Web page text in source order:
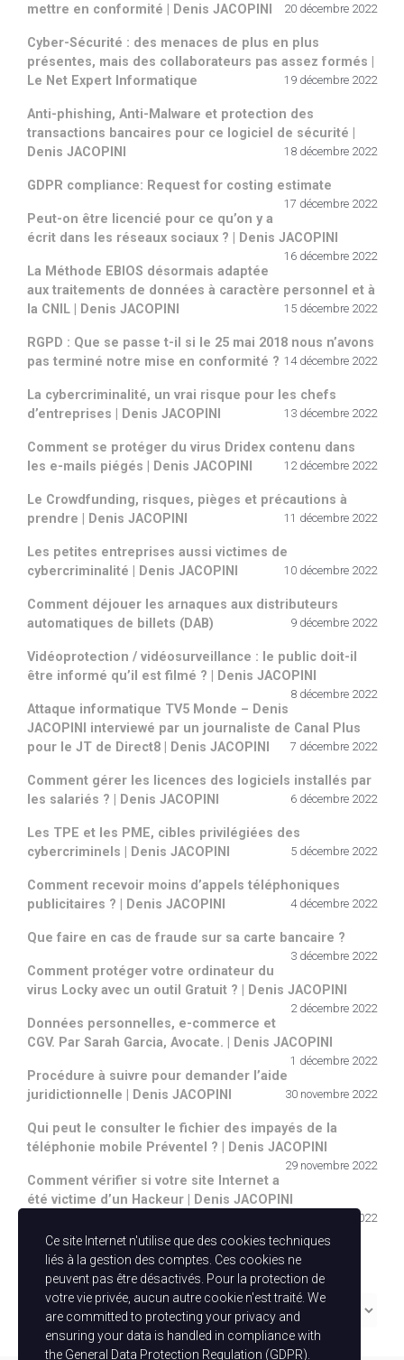
mettre en conformité | Denis JACOPINI
20 décembre 2022
Cyber-Sécurité : des menaces de plus en plus
présentes, mais des collaborateurs pas assez formés |
Le Net Expert Informatique
19 décembre 2022
Anti-phishing, Anti-Malware et protection des
transactions bancaires pour ce logiciel de sécurité |
Denis JACOPINI
18 décembre 2022
GDPR compliance: Request for costing estimate
17 décembre 2022
Peut-on être licencié pour ce qu’on y a
écrit dans les réseaux sociaux ? | Denis JACOPINI
16 décembre 2022
La Méthode EBIOS désormais adaptée
aux traitements de données à caractère personnel et à
la CNIL | Denis JACOPINI
15 décembre 2022
RGPD : Que se passe t-il si le 25 mai 2018 nous n’avons
pas terminé notre mise en conformité ? 14 décembre 2022
La cybercriminalité, un vrai risque pour les chefs
d’entreprises | Denis JACOPINI
13 décembre 2022
Comment se protéger du virus Dridex contenu dans
les e-mails piégés | Denis JACOPINI
12 décembre 2022
Le Crowdfunding, risques, pièges et précautions à
prendre | Denis JACOPINI
11 décembre 2022
Les petites entreprises aussi victimes de
cybercriminalité | Denis JACOPINI
10 décembre 2022
Comment déjouer les arnaques aux distributeurs
automatiques de billets (DAB)
9 décembre 2022
Vidéoprotection / vidéosurveillance : le public doit-il
être informé qu’il est filmé ? | Denis JACOPINI
8 décembre 2022
Attaque informatique TV5 Monde – Denis
JACOPINI interviewé par un journaliste de Canal Plus
pour le JT de Direct8 | Denis JACOPINI
7 décembre 2022
Comment gérer les licences des logiciels installés par
les salariés ? | Denis JACOPINI
6 décembre 2022
Les TPE et les PME, cibles privilégiées des
cybercriminels | Denis JACOPINI
5 décembre 2022
Comment recevoir moins d’appels téléphoniques
publicitaires ? | Denis JACOPINI
4 décembre 2022
Que faire en cas de fraude sur sa carte bancaire ?
3 décembre 2022
Comment protéger votre ordinateur du
virus Locky avec un outil Gratuit ? | Denis JACOPINI
2 décembre 2022
Données personnelles, e-commerce et
CGV. Par Sarah Garcia, Avocate. | Denis JACOPINI
1 décembre 2022
Procédure à suivre pour demander l’aide
juridictionnelle | Denis JACOPINI
30 novembre 2022
Qui peut le consulter le fichier des impayés de la
téléphonie mobile Préventel ? | Denis JACOPINI
29 novembre 2022
Comment vérifier si votre site Internet a
été victime d’un Hackeur | Denis JACOPINI
28 novembre 2022
Catégories
Catégories
Ce site Internet n'utilise que des cookies techniques
liés à la gestion des comptes. Ces cookies ne
peuvent pas être désactivés. Pour la protection de
votre vie privée, aucun autre cookie n'est traité. We
are committed to protecting your privacy and
ensuring your data is handled in compliance with
the General Data Protection Regulation (GDPR)